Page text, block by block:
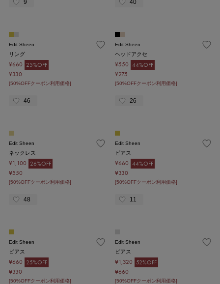
9 40
Edit Sheen
リング
¥660 25%OFF
¥330
[50%OFFクーポン利用価格]
46
Edit Sheen
ヘッドアクセ
¥550 44%OFF
¥275
[50%OFFクーポン利用価格]
26
Edit Sheen
ネックレス
¥1,100 26%OFF
¥550
[50%OFFクーポン利用価格]
48
Edit Sheen
ピアス
¥660 44%OFF
¥330
[50%OFFクーポン利用価格]
11
Edit Sheen
ピアス
¥660 25%OFF
¥330
[50%OFFクーポン利用価格]
Edit Sheen
ピアス
¥1,320 52%OFF
¥660
[50%OFFクーポン利用価格]